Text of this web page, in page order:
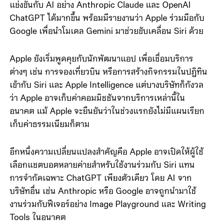
แข่งขันกับ AI อย่าง Anthropic Claude และ OpenAI
ChatGPT ได้มากขึ้น พร้อมมีรายงานว่า Apple ร่วมมือกับ
Google เพื่อนำโมเดล Gemini มาช่วยขับเคลื่อน Siri ด้วย
Apple ยังเริ่มพูดคุยกับนักพัฒนาแอป เพื่อเชื่อมบริการ
ต่างๆ เช่น การจองเที่ยวบิน หรือการสร้างกิจกรรมในปฏิทิน
เข้ากับ Siri และ Apple Intelligence แต่บางบริษัทก็กังวล
ว่า Apple อาจเก็บค่าคอมมิชชันจากบริการเหล่านี้ใน
อนาคต แม้ Apple จะยืนยันว่าในช่วงแรกยังไม่มีแผนเรียก
เก็บค่าธรรมเนียมก็ตาม
อีกหนึ่งความเปลี่ยนแปลงสำคัญคือ Apple อาจเปิดให้ผู้ใช้
เลือกแชตบอตหลายค่ายสำหรับใช้งานร่วมกับ Siri แทน
การจำกัดเฉพาะ ChatGPT เพียงตัวเดียว โดย AI จาก
บริษัทอื่น เช่น Anthropic หรือ Google อาจถูกนำมาใช้
งานร่วมกับฟีเจอร์อย่าง Image Playground และ Writing
Tools ในอนาคต